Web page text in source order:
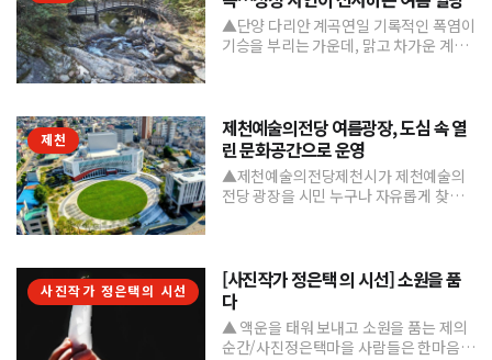
▲단양 다리안 계곡연일 기록적인 폭염이
기승을 부리는 가운데, 맑고 차가운 계곡
제천
제천예술의전당 여름광장, 도심 속 열
린 문화공간으로 운영
▲제천예술의전당제천시가 제천예술의
전당 광장을 시민 누구나 자유롭게 찾고
사진작가 정은택의 시선
[사진작가 정은택 의 시선] 소원을 품
다
▲ 액운을 태워 보내고 소원을 품는 제의
순간/사진정은택마을 사람들은 한마음으